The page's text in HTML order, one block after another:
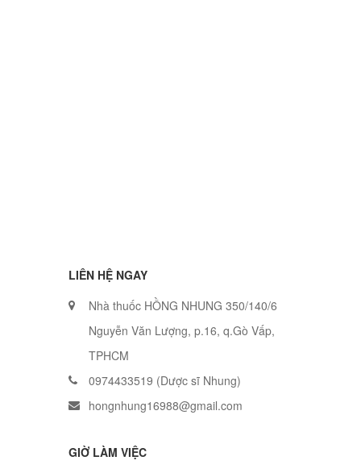
LIÊN HỆ NGAY
Nhà thuốc HỒNG NHUNG 350/140/6
Nguyễn Văn Lượng, p.16, q.Gò Vấp,
TPHCM
0974433519 (Dược sĩ Nhung)
hongnhung16988@gmail.com
GIỜ LÀM VIỆC